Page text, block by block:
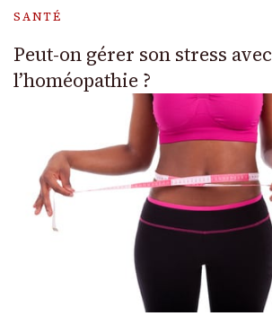
SANTÉ
Peut-on gérer son stress avec
l’homéopathie ?